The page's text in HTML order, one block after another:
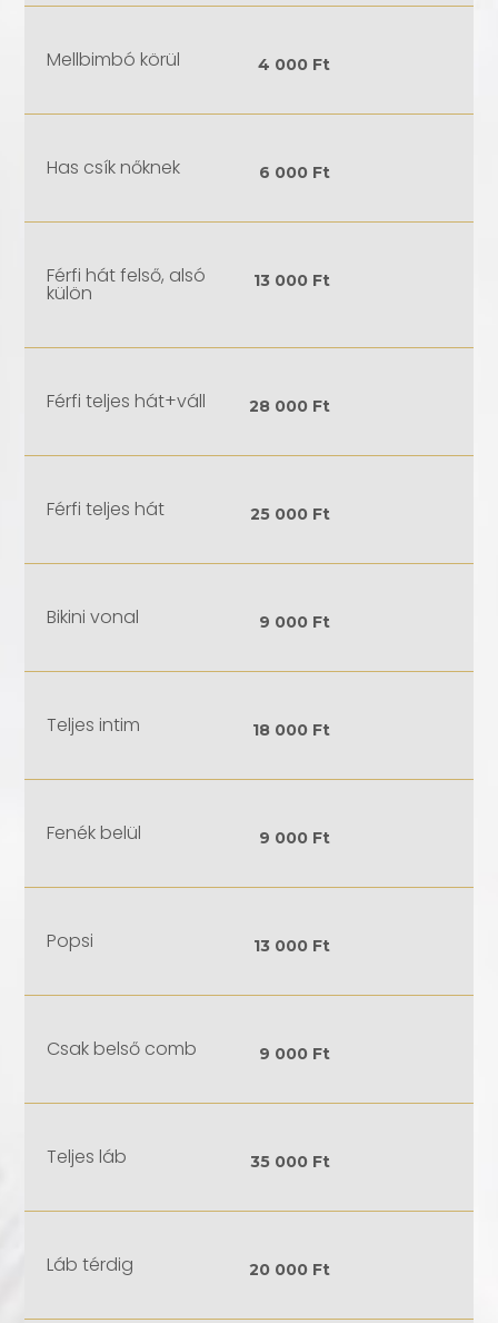
Mellbimbó körül 4 000 Ft
Has csík nőknek 6 000 Ft
Férfi hát felső, alsó
külön 13 000 Ft
Férfi teljes hát+váll 28 000 Ft
Férfi teljes hát 25 000 Ft
Bikini vonal 9 000 Ft
Teljes intim 18 000 Ft
Fenék belül 9 000 Ft
Popsi 13 000 Ft
Csak belső comb 9 000 Ft
Teljes láb 35 000 Ft
Láb térdig 20 000 Ft